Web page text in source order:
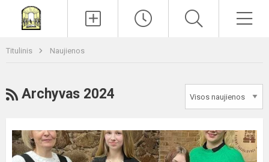
Titulinis Naujienos
RSS
Archyvas 2024
Rajoninis
meninio